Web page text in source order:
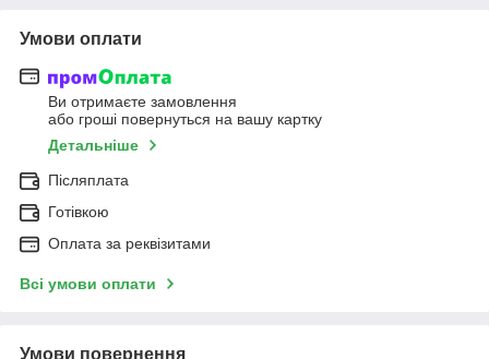
Умови оплати
Ви отримаєте замовлення
або гроші повернуться на вашу картку
Детальніше
Післяплата
Готівкою
Оплата за реквізитами
Всі умови оплати
Умови повернення